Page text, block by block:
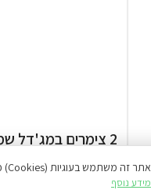
2 צימרים במג'דל שמס
זוגות
אתר זה משתמש בעוגיות (Cookies) כדי לשפר את חוויית הגלישה שלכם ולהציע תוכן מותאם אישי.
מידע נוסף